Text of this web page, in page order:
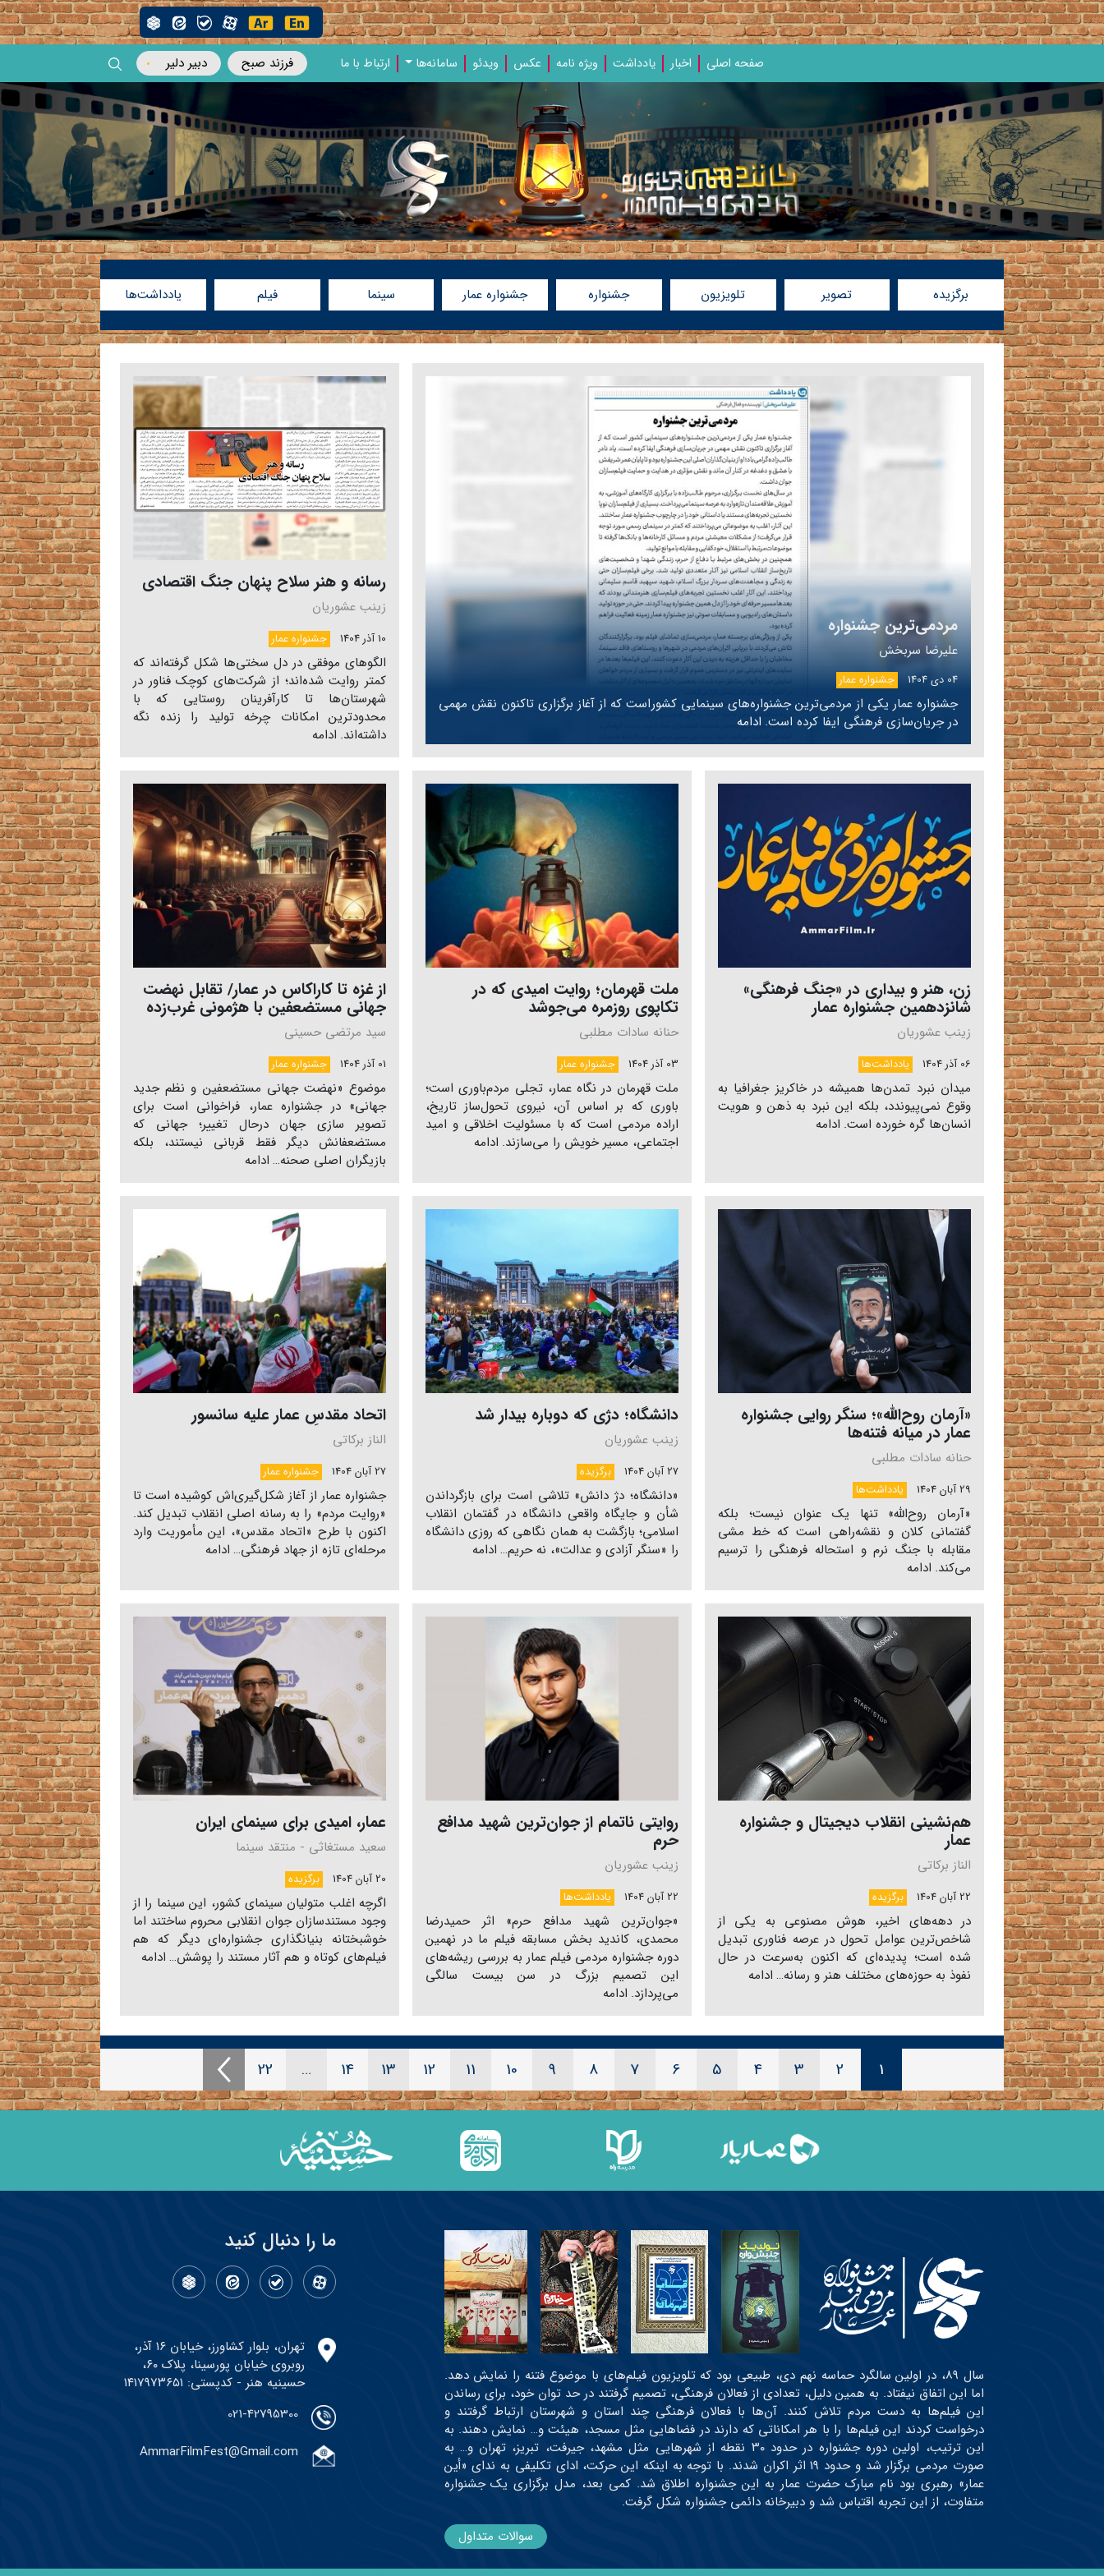
فرزند صبح دبیر دلیر صفحه اصلی اخبار یادداشت‌ ویژه‌ نامه‌ عکس ویدئو سامانه‌ها ارتباط با ما
برگزیده تصویر تلویزیون جشنواره جشنواره عمار سینما فیلم یادداشت‌ها
مردمی‌ترین جشنواره
علیرضا سربخش
04 دی 1404 جشنواره عمار
جشنواره عمار یکی از مردمی‌ترین جشنواره‌های سینمایی کشوراست که از آغاز برگزاری تاکنون نقش مهمی
در جریان‌سازی فرهنگی ایفا کرده است. ادامه
رسانه و هنر سلاح پنهان جنگ اقتصادی
زینب عشوریان
10 آذر 1404 جشنواره عمار
الگوهای موفقی در دل سختی‌ها شکل گرفته‌اند که
کمتر روایت شده‌اند؛ از شرکت‌های کوچک فناور در
شهرستان‌ها تا کارآفرینان روستایی که با
محدودترین امکانات چرخه‌ تولید را زنده نگه
داشته‌اند. ادامه
زن، هنر و بیداری در «جنگ فرهنگی»
شانزدهمین جشنواره عمار
زینب عشوریان
06 آذر 1404 یادداشت‌ها
میدان نبرد تمدن‌ها همیشه در خاکریز جغرافیا به
وقوع نمی‌پیوندد، بلکه این نبرد به ذهن و هویت
انسان‌ها گره خورده است. ادامه
ملت قهرمان؛ روایت امیدی که در
تکاپوی روزمره می‌جوشد
حنانه سادات مطلبی
03 آذر 1404 جشنواره عمار
ملت قهرمان در نگاه عمار، تجلی مردم‌باوری است؛
باوری که بر اساس آن، نیروی تحول‌ساز تاریخ،
اراده‌ مردمی است که با مسئولیت اخلاقی و امید
اجتماعی، مسیر خویش را می‌سازند. ادامه
از غزه تا کاراکاس در عمار/ تقابل نهضت
جهانی مستضعفین با هژمونی غرب‌زده
سید مرتضی حسینی
01 آذر 1404 جشنواره عمار
موضوع «نهضت جهانی مستضعفین و نظم جدید
جهانی» در جشنواره عمار، فراخوانی است برای
تصویر سازی جهان درحال تغییر؛ جهانی که
مستضعفانش دیگر فقط قربانی نیستند، بلکه
بازیگران اصلی صحنه… ادامه
«آرمان روح‌الله»؛ سنگر روایی جشنواره
عمار در میانه فتنه‌ها
حنانه سادات مطلبی
29 آبان 1404 یادداشت‌ها
«آرمان روح‌الله» تنها یک عنوان نیست؛ بلکه
گفتمانی کلان و نقشه‌راهی است که خط مشی
مقابله با جنگ نرم و استحاله فرهنگی را ترسیم
می‌کند. ادامه
دانشگاه؛ دژی که دوباره بیدار شد
زینب عشوریان
27 آبان 1404 برگزیده
«دانشگاه؛ دژ دانش» تلاشی است برای بازگرداندن
شأن و جایگاه واقعی دانشگاه در گفتمان انقلاب
اسلامی؛ بازگشت به همان نگاهی که روزی دانشگاه
را «سنگر آزادی و عدالت»، نه حریم… ادامه
اتحاد مقدسِ عمار علیه سانسور
الناز برکاتی
27 آبان 1404 جشنواره عمار
جشنواره عمار از آغاز شکل‌گیری‌اش کوشیده است تا
«روایت مردم» را به رسانه‌ اصلی انقلاب تبدیل کند.
اکنون با طرح «اتحاد مقدس»، این مأموریت وارد
مرحله‌ای تازه از جهاد فرهنگی… ادامه
هم‌نشینی انقلاب دیجیتال و جشنواره
عمار
الناز برکاتی
22 آبان 1404 برگزیده
در دهه‌های اخیر، هوش مصنوعی به یکی از
شاخص‌ترین عوامل تحول در عرصه فناوری تبدیل
شده است؛ پدیده‌ای که اکنون به‌سرعت در حال
نفوذ به حوزه‌های مختلف هنر و رسانه… ادامه
روایتی ناتمام از جوان‌ترین شهید مدافع
حرم
زینب عشوریان
22 آبان 1404 یادداشت‌ها
«جوان‌ترین شهید مدافع حرم» اثر حمیدرضا
محمدی، کاندید بخش مسابقه فیلم ما در نهمین
دوره جشنواره مردمی فیلم عمار به بررسی ریشه‌های
این تصمیم بزرگ در سن بیست سالگی
می‌پردازد. ادامه
عمار، امیدی برای سینمای ایران
سعید مستغاثی - منتقد سینما​​​​​​​
20 آبان 1404 برگزیده
اگرچه اغلب متولیان سینمای کشور، این سینما را از
وجود مستندسازان جوان انقلابی محروم ساختند اما
خوشبختانه بنیانگذاری جشنواره‌ای دیگر که هم
فیلم‌های کوتاه و هم آثار مستند را پوشش… ادامه
1
2
3
4
5
6
7
8
9
10
11
12
13
14
…
22
سال ۸۹، در اولین سالگرد حماسه نهم دی، طبیعی بود که تلویزیون فیلم‌های با موضوع فتنه را نمایش دهد.
اما این اتفاق نیفتاد. به همین دلیل، تعدادی از فعالان فرهنگی، تصمیم گرفتند در حد توان خود، برای رساندن
این فیلم‌ها به دست مردم تلاش کنند. آن‌ها با فعالان فرهنگی چند استان و شهرستان ارتباط گرفتند و
درخواست کردند این فیلم‌ها را با هر امکاناتی که دارند در فضاهایی مثل مسجد، هیئت و… نمایش دهند. به
این ترتیب، اولین دوره جشنواره در حدود ۳۰ نقطه از شهرهایی مثل مشهد، جیرفت، تبریز، تهران و… به
صورت مردمی برگزار شد و حدود ۱۹ اثر اکران شدند. با توجه به اینکه این حرکت، ادای تکلیفی به ندای «أین
عمار» رهبری بود نام مبارک حضرت عمار به این جشنواره اطلاق شد. کمی بعد، مدل برگزاری یک جشنواره
متفاوت، از این تجربه اقتباس شد و دبیرخانه دائمی جشنواره شکل گرفت.
سوالات متداول
ما را دنبال کنید
تهران، بلوار کشاورز، خیابان ۱۶ آذر،
روبروی خیابان پورسینا، پلاک ۶۰،
حسینیه هنر - کدپستی: ۱۴۱۷۹۷۳۶۵۱
021-42795300
AmmarFilmFest@Gmail.com